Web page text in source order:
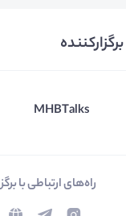
برگزارکننده
MHBTalks
راه‌های ارتباطی با